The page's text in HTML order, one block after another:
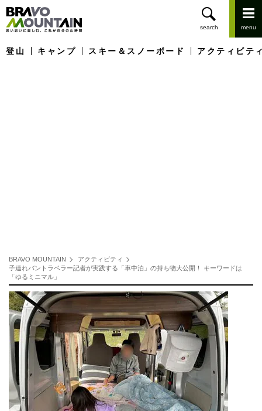
登山 キャンプ スキー＆スノーボード アクティビテ
BRAVO MOUNTAIN
アクティビティ
子連れバントラベラー記者が実践する「車中泊」の持ち物大公開！ キーワードは
「ゆるミニマル」